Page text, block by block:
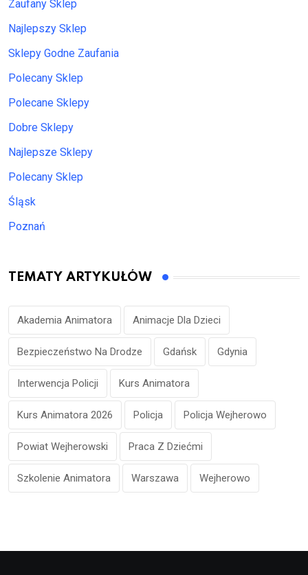
Zaufany Sklep
Najlepszy Sklep
Sklepy Godne Zaufania
Polecany Sklep
Polecane Sklepy
Dobre Sklepy
Najlepsze Sklepy
Polecany Sklep
Śląsk
Poznań
TEMATY ARTYKUŁÓW
Akademia Animatora Animacje Dla Dzieci
Bezpieczeństwo Na Drodze Gdańsk Gdynia
Interwencja Policji Kurs Animatora
Kurs Animatora 2026 Policja Policja Wejherowo
Powiat Wejherowski Praca Z Dziećmi
Szkolenie Animatora Warszawa Wejherowo